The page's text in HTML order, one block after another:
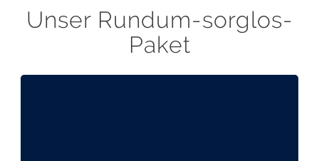
Unser Rundum-sorglos-
Paket